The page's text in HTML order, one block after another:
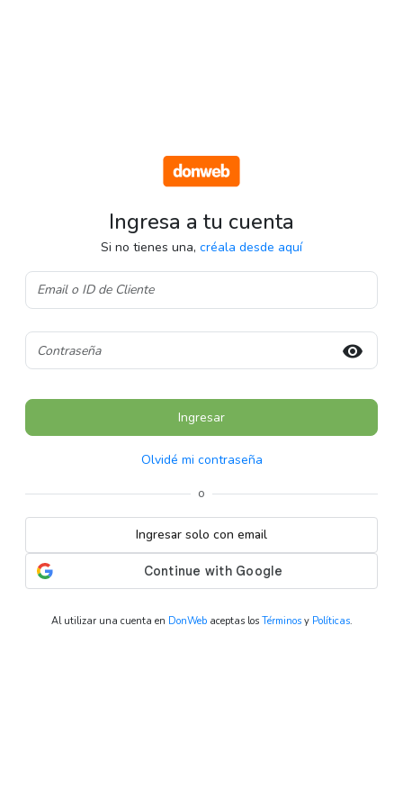
Ingresa a tu cuenta
Si no tienes una, créala desde aquí
visibility
Ingresar
Olvidé mi contraseña
o
Ingresar solo con email
Al utilizar una cuenta en DonWebaceptas los Términosy Políticas.